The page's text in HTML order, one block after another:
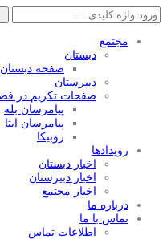
جستجو
برای:
مجتمع
دبستان
صفحه دبستان
دبیرستان
صفحات تکریم در
پیامرسان بله
پیامرسان ایتا
روبیکا
رویدادها
اخبار دبستان
اخبار دبیرستان
اخبار مجتمع
درباره ما
تماس با ما
اطلاعات تماس